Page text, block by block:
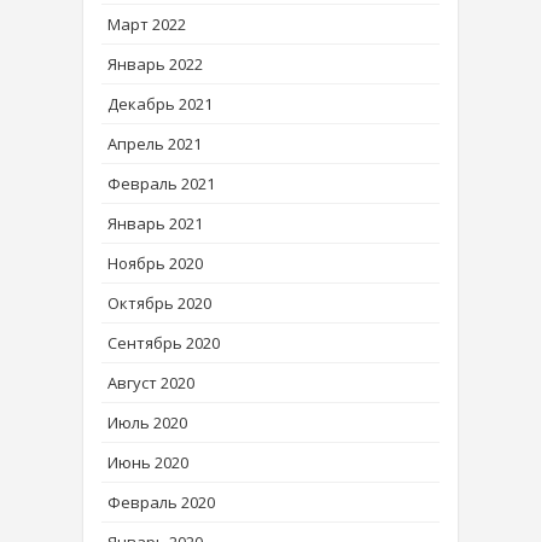
Март 2022
Январь 2022
Декабрь 2021
Апрель 2021
Февраль 2021
Январь 2021
Ноябрь 2020
Октябрь 2020
Сентябрь 2020
Август 2020
Июль 2020
Июнь 2020
Февраль 2020